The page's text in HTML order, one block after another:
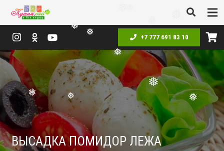
❅
❅
❅
❅
❅
❅
❅
❅
+7 777 691 83 10
ВЫСАДКА ПОМИДОР ЛЕЖА